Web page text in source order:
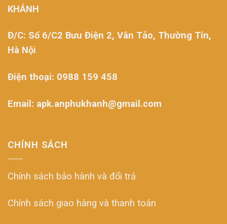
KHÁNH
Đ/C: Số 6/C2 Bưu Điện 2, Vân Tảo, Thường Tín,
Hà Nội
Điện thoại: 0988 159 458
Email: apk.anphukhanh@gmail.com
CHÍNH SÁCH
Chính sách bảo hành và đổi trả
Chính sách giao hàng và thanh toán